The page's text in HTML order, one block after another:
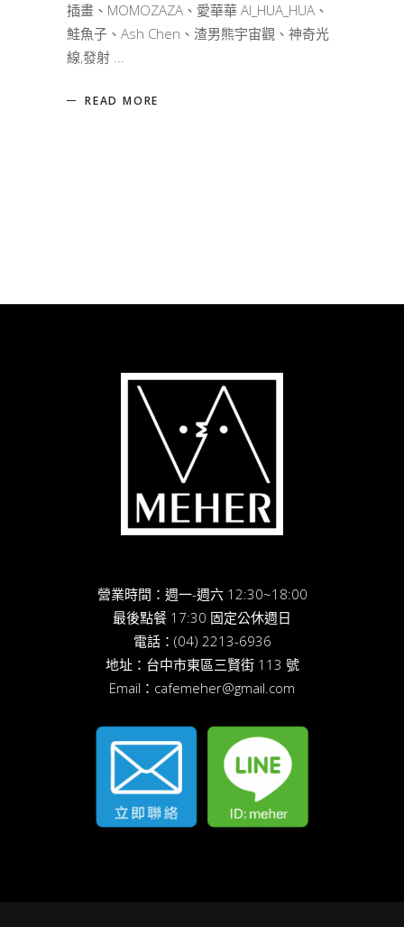
插畫、MOMOZAZA、愛華華 AI_HUA_HUA、
鮭魚子、Ash Chen、渣男熊宇宙觀、神奇光
線,發射
READ MORE
營業時間：週一-週六 12:30~18:00
最後點餐 17:30 固定公休週日
電話： (04) 2213-6936
地址： 台中市東區三賢街 113 號
Email： cafemeher@gmail.com